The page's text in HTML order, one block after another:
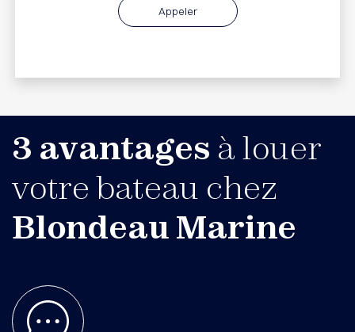
Appeler
3 avantages à louer
votre bateau chez
Blondeau Marine